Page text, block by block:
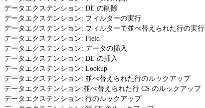
データエクステンション: DE の削除
データエクステンション: フィルターの実行
データエクステンション: フィルターで並べ替えられた行の実行
データエクステンション: Field
データエクステンション: データの挿入
データエクステンション: DE の挿入
データエクステンション: Lookup
データエクステンション: 並べ替えられた行のルックアップ
データエクステンション:並べ替えられた行 CS のルックアップ
データエクステンション: 行のルックアップ